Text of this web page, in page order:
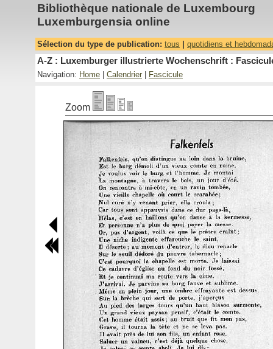
Bibliothèque nationale de Luxembourg
Luxemburgensia online
Sélection du type de publication: tous quotidiens et
A-Z : Luxemburger illustrierte Wochenschrift :
Navigation: Home Calendrier Fascicule
Zoom